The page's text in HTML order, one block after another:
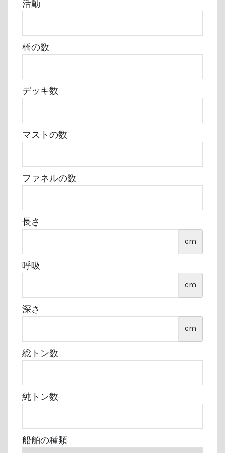
活動
橋の数
デッキ数
マストの数
ファネルの数
長さ
cm
呼吸
cm
深さ
cm
総トン数
純トン数
船舶の種類